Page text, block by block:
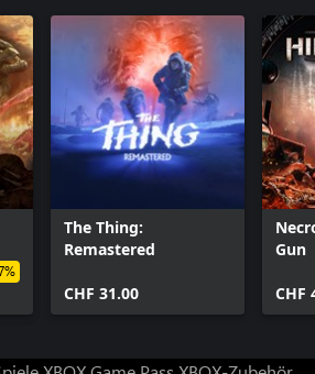
The Thing:
Remastered
CHF 31.00
Gun
CHF